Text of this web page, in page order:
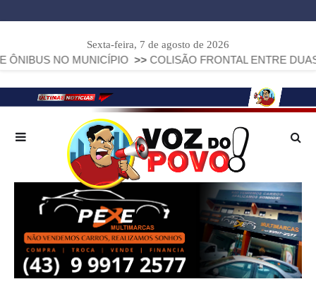
Sexta-feira, 7 de agosto de 2026
NO MUNICÍPIO >> COLISÃO FRONTAL ENTRE DUAS FIAT